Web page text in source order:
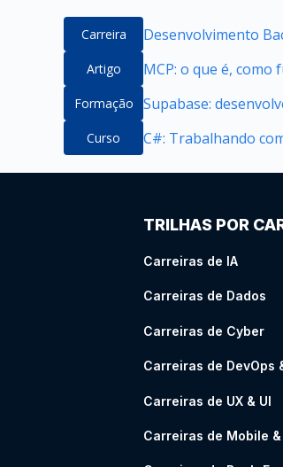
Carreira Desenvolvimento
Artigo MCP: o que é, como
Formação Supabase:
Curso C#: Trabalhando
TRILHAS POR
Carreiras de IA
Carreiras de Dados
Carreiras de Cyber
Carreiras de DevOps
Carreiras de UX & UI
Carreiras de Mobile